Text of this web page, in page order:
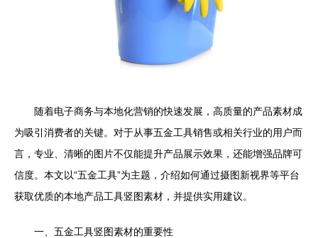
随着电子商务与本地化营销的快速发展，高质量的产品素材成
为吸引消费者的关键。对于从事五金工具销售或相关行业的用户而
言，专业、清晰的图片不仅能提升产品展示效果，还能增强品牌可
信度。本文以“五金工具”为主题，介绍如何通过摄图新视界等平台
获取优质的本地产品工具竖图素材，并提供实用建议。
一、五金工具竖图素材的重要性